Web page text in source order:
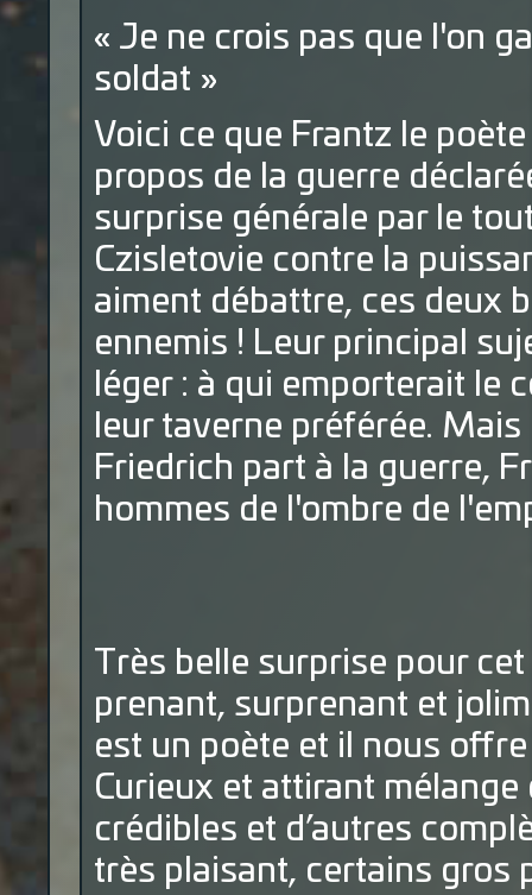
« Je ne crois pas que l'on
soldat »
Voici ce que Frantz le
propos de la guerre
surprise générale par le
Czisletovie contre la
aiment débattre, ces deux
ennemis ! Leur principal
léger : à qui emporterait le
leur taverne préférée.
Friedrich part à la guerre,
hommes de l'ombre de
Très belle surprise pour
prenant, surprenant et
est un poète et il nous
Curieux et attirant mélange
crédibles et d’autres
très plaisant, certains gros